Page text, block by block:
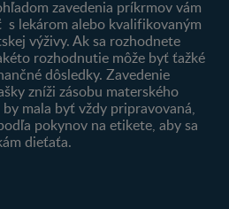
zavedenia príkrmov vám
lekárom alebo kvalifikovaným
výživy. Ak sa rozhodnete
rozhodnutie môže byť ťažké
dôsledky. Zavedenie
zníži zásobu materského
mala byť vždy pripravovaná,
pokynov na etikete, aby sa
dieťaťa.